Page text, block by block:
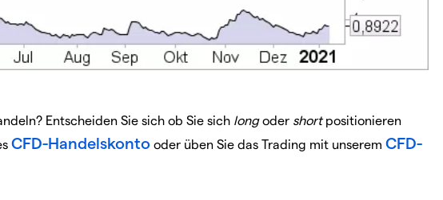
Entscheiden Sie sich ob Sie sich longoder shortpositionieren
CFD-Handelskonto oder üben Sie das Trading mit unserem CFD-